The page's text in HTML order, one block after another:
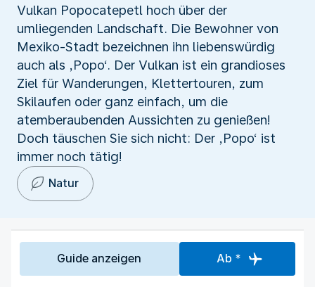
Vulkan Popocatepetl hoch über der
umliegenden Landschaft. Die Bewohner von
Mexiko-Stadt bezeichnen ihn liebenswürdig
auch als ‚Popo‘. Der Vulkan ist ein grandioses
Ziel für Wanderungen, Klettertouren, zum
Skilaufen oder ganz einfach, um die
atemberaubenden Aussichten zu genießen!
Doch täuschen Sie sich nicht: Der ‚Popo‘ ist
immer noch tätig!
Natur
Guide anzeigen Ab *